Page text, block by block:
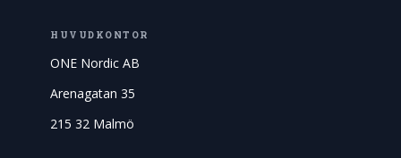
HUVUDKONTOR
ONE Nordic AB
Arenagatan 35
215 32 Malmö